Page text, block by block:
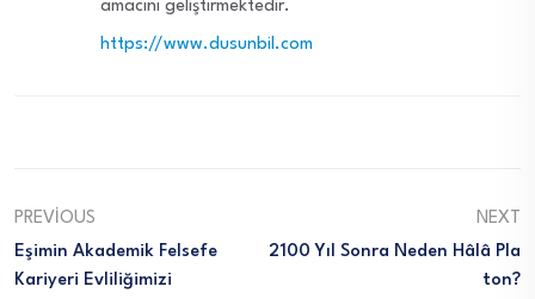
amacını geliştirmektedir.
https://www.dusunbil.com
PREVIOUS
Eşimin Akademik Felsefe
Kariyeri Evliliğimizi
NEXT
2100 Yıl Sonra Neden Hâlâ Pla
Ton?